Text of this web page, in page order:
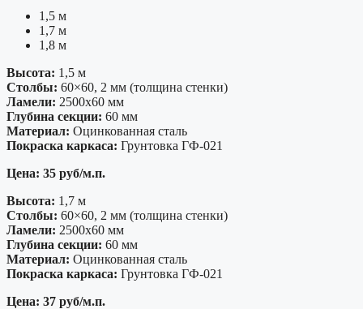
1,5 м
1,7 м
1,8 м
Высота: 1,5 м
Столбы: 60×60, 2 мм (толщина стенки)
Ламели: 2500х60 мм
Глубина секции: 60 мм
Материал: Оцинкованная сталь
Покраска каркаса: Грунтовка ГФ-021
Цена: 35 руб/м.п.
Высота: 1,7 м
Столбы: 60×60, 2 мм (толщина стенки)
Ламели: 2500х60 мм
Глубина секции: 60 мм
Материал: Оцинкованная сталь
Покраска каркаса: Грунтовка ГФ-021
Цена: 37 руб/м.п.